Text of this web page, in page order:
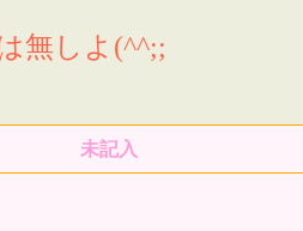
無しよ(^^;;
未記入